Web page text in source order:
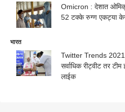
Omicron : देशात
52 टक्के रुग्ण एकट्या
भारत
Twitter Trends 2021 :
सर्वाधिक रीट्वीट तर
लाईक